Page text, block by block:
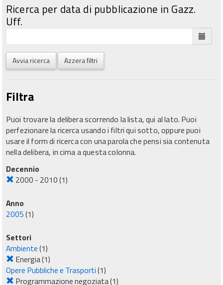
Ricerca per data di pubblicazione in Gazz.
Uff.
Avvia ricerca Azzera filtri
Filtra
Puoi trovare la delibera scorrendo la lista, qui al lato. Puoi
perfezionare la ricerca usando i filtri qui sotto, oppure puoi
usare il form di ricerca con una parola che pensi sia contenuta
nella delibera, in cima a questa colonna.
Decennio
2000 - 2010(1)
Anno
2005(1)
Settori
Ambiente(1)
Energia(1)
Opere Pubbliche e Trasporti(1)
Programmazione negoziata(1)